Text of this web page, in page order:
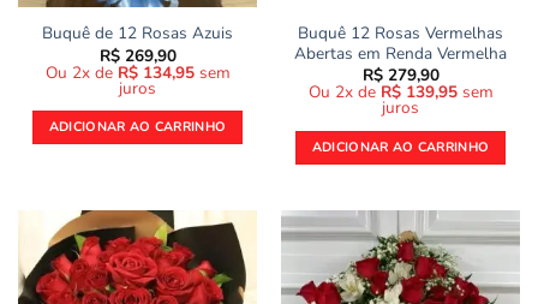
Buquê de 12 Rosas Azuis
R$269,90
Ou 2x de R$134,95 sem
juros
ADICIONAR AO CARRINHO
Buquê 12 Rosas Vermelhas
Abertas em Renda Vermelha
R$279,90
Ou 2x de R$139,95 sem
juros
ADICIONAR AO CARRINHO